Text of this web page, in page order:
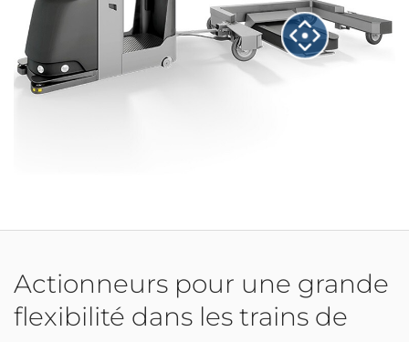
Actionneurs pour une grande
flexibilité dans les trains de